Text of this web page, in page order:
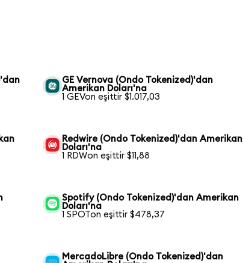
GE Vernova (Ondo Tokenized)'dan
Amerikan Doları'na
1 GEVon eşittir $1.017,03
Redwire (Ondo Tokenized)'dan Amerikan
Doları'na
1 RDWon eşittir $11,88
Spotify (Ondo Tokenized)'dan Amerikan
Doları'na
1 SPOTon eşittir $478,37
MercadoLibre (Ondo Tokenized)'dan